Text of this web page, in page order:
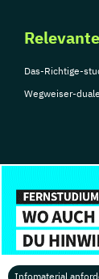
Infomaterial
Das-Richtige-
Wegweiser-
© Copyright 2026,
Impressum
Über
uns